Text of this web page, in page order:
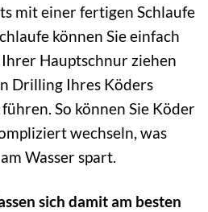
mit einer fertigen Schlaufe
können Sie einfach
Hauptschnur ziehen
Drilling Ihres Köders
So können Sie Köder
wechseln, was
Wasser spart.
sich damit am besten